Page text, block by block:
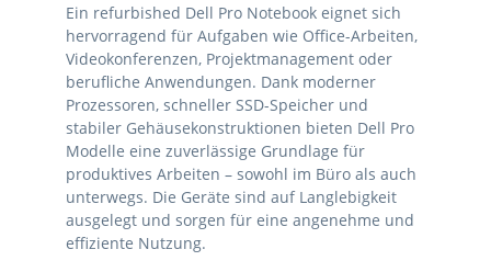
Ein refurbished Dell Pro Notebook eignet sich
hervorragend für Aufgaben wie Office-Arbeiten,
Videokonferenzen, Projektmanagement oder
berufliche Anwendungen. Dank moderner
Prozessoren, schneller SSD-Speicher und
stabiler Gehäusekonstruktionen bieten Dell Pro
Modelle eine zuverlässige Grundlage für
produktives Arbeiten – sowohl im Büro als auch
unterwegs. Die Geräte sind auf Langlebigkeit
ausgelegt und sorgen für eine angenehme und
effiziente Nutzung.